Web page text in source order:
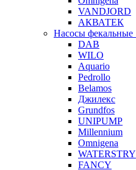
VANDJORD
АКВАТЕК
Насосы фекальные
DAB
WILO
Aquario
Pedrollo
Belamos
Джилекс
Grundfos
UNIPUMP
Millennium
Omnigena
WATERSTRY
FANCY